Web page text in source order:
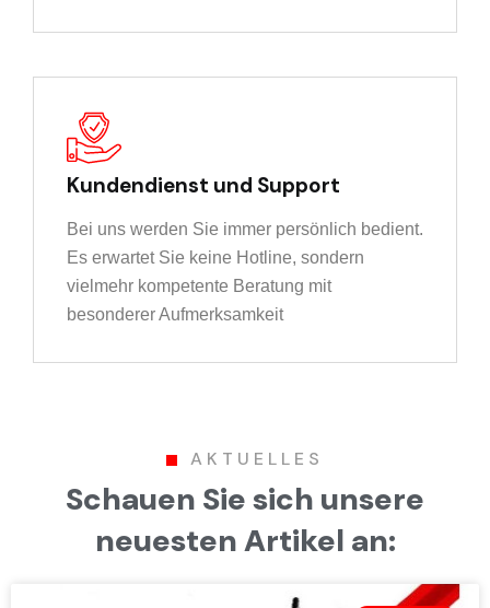
Kundendienst und Support
Bei uns werden Sie immer persönlich bedient.
Es erwartet Sie keine Hotline, sondern
vielmehr kompetente Beratung mit
besonderer Aufmerksamkeit
AKTUELLES
Schauen Sie sich unsere
neuesten Artikel an: